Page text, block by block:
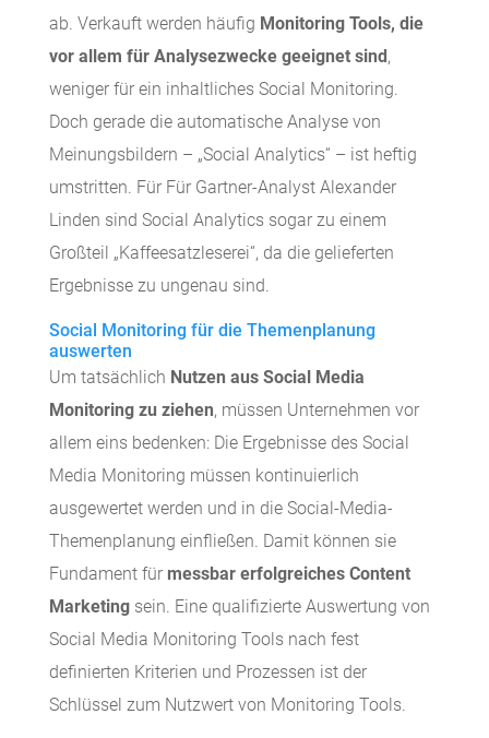
ab. Verkauft werden häufig Monitoring Tools, die
vor allem für Analysezwecke geeignet sind,
weniger für ein inhaltliches Social Monitoring.
Doch gerade die automatische Analyse von
Meinungsbildern – „Social Analytics“ – ist heftig
umstritten. Für Für Gartner-Analyst Alexander
Linden sind Social Analytics sogar zu einem
Großteil „Kaffeesatzleserei“, da die gelieferten
Ergebnisse zu ungenau sind.
Social Monitoring für die Themenplanung
auswerten
Um tatsächlich Nutzen aus Social Media
Monitoring zu ziehen, müssen Unternehmen vor
allem eins bedenken: Die Ergebnisse des Social
Media Monitoring müssen kontinuierlich
ausgewertet werden und in die Social-Media-
Themenplanung einfließen. Damit können sie
Fundament für messbar erfolgreiches Content
Marketingsein. Eine qualifizierte Auswertung von
Social Media Monitoring Tools nach fest
definierten Kriterien und Prozessen ist der
Schlüssel zum Nutzwert von Monitoring Tools.